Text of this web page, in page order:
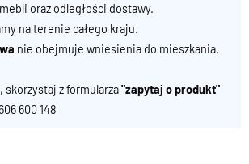
oraz odległości dostawy.
na terenie całego kraju.
nie obejmuje wniesienia do mieszkania.
skorzystaj z formularza"zapytaj o produkt"
600 148